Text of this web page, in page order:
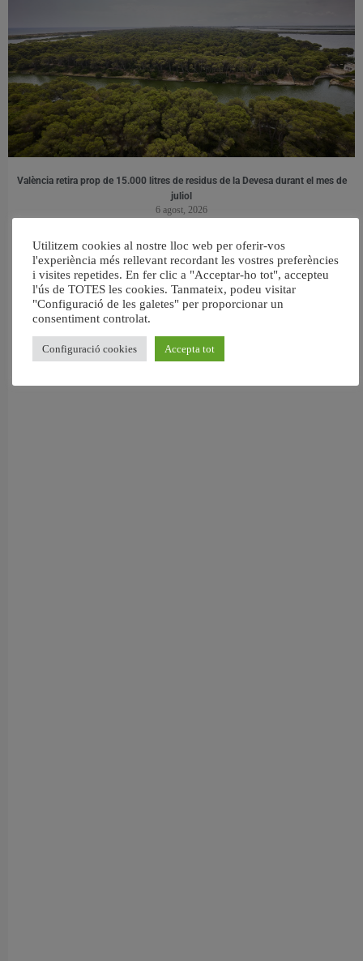
València retira prop de 15.000 litres de residus de la Devesa durant el mes de
juliol
6 agost, 2026
Utilitzem cookies al nostre lloc web per oferir-vos
l'experiència més rellevant recordant les vostres preferències
i visites repetides. En fer clic a "Acceptar-ho tot", accepteu
l'ús de TOTES les cookies. Tanmateix, podeu visitar
"Configuració de les galetes" per proporcionar un
consentiment controlat.
Configuració cookies Accepta tot